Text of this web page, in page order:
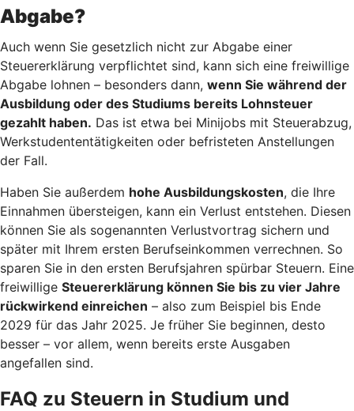
Abgabe?
Auch wenn Sie gesetzlich nicht zur Abgabe einer
Steuererklärung verpflichtet sind, kann sich eine freiwillige
Abgabe lohnen – besonders dann, wenn Sie während der
Ausbildung oder des Studiums bereits Lohnsteuer
gezahlt haben. Das ist etwa bei Minijobs mit Steuerabzug,
Werkstudententätigkeiten oder befristeten Anstellungen
der Fall.
Haben Sie außerdem hohe Ausbildungskosten, die Ihre
Einnahmen übersteigen, kann ein Verlust entstehen. Diesen
können Sie als sogenannten Verlustvortrag sichern und
später mit Ihrem ersten Berufseinkommen verrechnen. So
sparen Sie in den ersten Berufsjahren spürbar Steuern. Eine
freiwillige Steuererklärung können Sie bis zu vier Jahre
rückwirkend einreichen – also zum Beispiel bis Ende
2029 für das Jahr 2025. Je früher Sie beginnen, desto
besser – vor allem, wenn bereits erste Ausgaben
angefallen sind.
FAQ zu Steuern in Studium und